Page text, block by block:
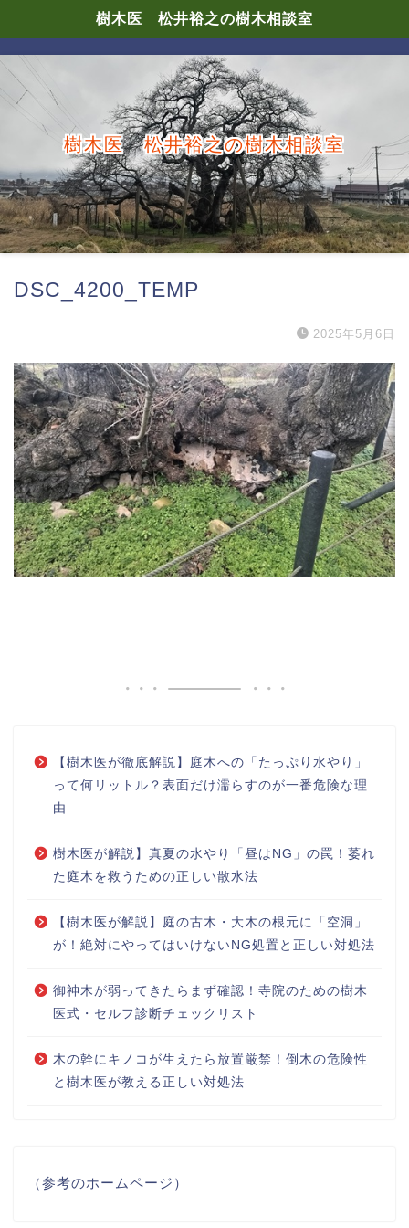
樹木医 松井裕之の樹木相談室
樹木医 松井裕之の樹木相談室
DSC_4200_TEMP
2025年5月6日
【樹木医が徹底解説】庭木への「たっぷり水やり」
って何リットル？表面だけ濡らすのが一番危険な理
由
樹木医が解説】真夏の水やり「昼はNG」の罠！萎れ
た庭木を救うための正しい散水法
【樹木医が解説】庭の古木・大木の根元に「空洞」
が！絶対にやってはいけないNG処置と正しい対処法
御神木が弱ってきたらまず確認！寺院のための樹木
医式・セルフ診断チェックリスト
木の幹にキノコが生えたら放置厳禁！倒木の危険性
と樹木医が教える正しい対処法
（参考のホームページ）